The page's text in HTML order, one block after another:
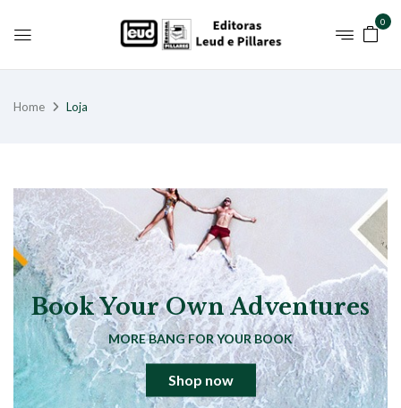
0
Home Loja
Book Your Own Adventures
MORE BANG FOR YOUR BOOK
Shop now